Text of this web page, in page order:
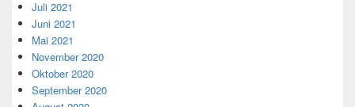
Juli 2021
Juni 2021
Mai 2021
November 2020
Oktober 2020
September 2020